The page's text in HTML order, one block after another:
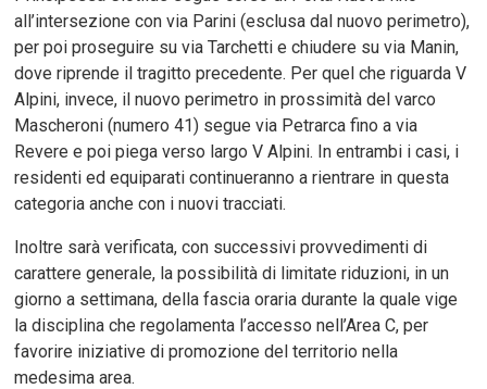
all’intersezione con via Parini (esclusa dal nuovo perimetro),
per poi proseguire su via Tarchetti e chiudere su via Manin,
dove riprende il tragitto precedente. Per quel che riguarda V
Alpini, invece, il nuovo perimetro in prossimità del varco
Mascheroni (numero 41) segue via Petrarca fino a via
Revere e poi piega verso largo V Alpini. In entrambi i casi, i
residenti ed equiparati continueranno a rientrare in questa
categoria anche con i nuovi tracciati.
Inoltre sarà verificata, con successivi provvedimenti di
carattere generale, la possibilità di limitate riduzioni, in un
giorno a settimana, della fascia oraria durante la quale vige
la disciplina che regolamenta l’accesso nell’Area C, per
favorire iniziative di promozione del territorio nella
medesima area.